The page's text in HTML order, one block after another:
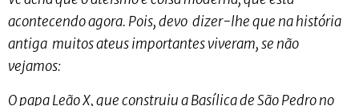
acontecendo agora. Pois, devo dizer-lhe que na história
antiga muitos ateus importantes viveram, se não
vejamos:
O papa Leão X, que construiu a Basílica de São Pedro no